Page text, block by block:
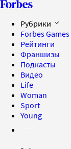
Рубрики
Forbes Games
Рейтинги
Франшизы
Подкасты
Видео
Life
Woman
Sport
Young